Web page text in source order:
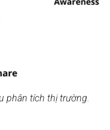
phân tích thị trường.